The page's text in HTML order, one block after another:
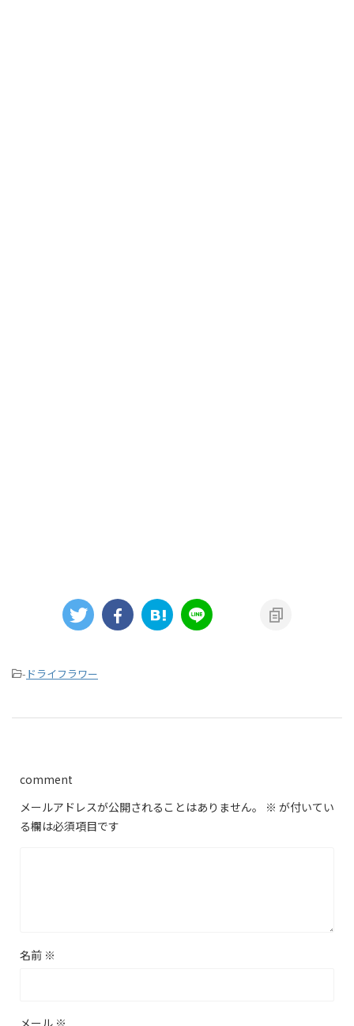
- ドライフラワー
comment
メールアドレスが公開されることはありません。
※ が付いてい
る欄は必須項目です
名前 ※
メール ※